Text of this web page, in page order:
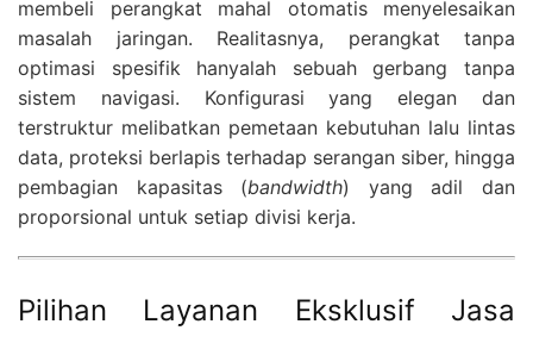
membeli perangkat mahal otomatis menyelesaikan
masalah jaringan. Realitasnya, perangkat tanpa
optimasi spesifik hanyalah sebuah gerbang tanpa
sistem navigasi. Konfigurasi yang elegan dan
terstruktur melibatkan pemetaan kebutuhan lalu lintas
data, proteksi berlapis terhadap serangan siber, hingga
pembagian kapasitas (bandwidth) yang adil dan
proporsional untuk setiap divisi kerja.
Pilihan Layanan Eksklusif Jasa